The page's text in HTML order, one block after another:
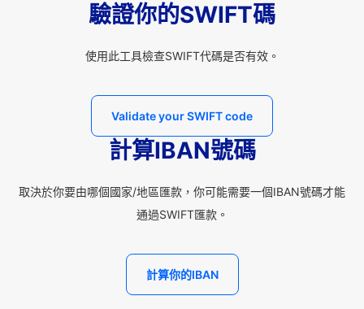
驗證你的SWIFT碼
使用此工具檢查SWIFT代碼是否有效。
Validate your SWIFT code
計算IBAN號碼
取決於你要由哪個國家/地區匯款，你可能需要一個IBAN號碼才能
通過SWIFT匯款。
計算你的IBAN